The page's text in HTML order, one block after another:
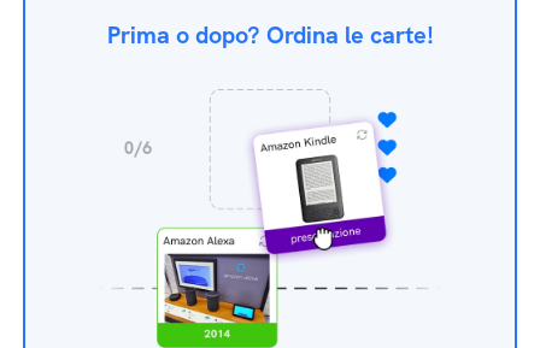
Prima o dopo? Ordina le carte!